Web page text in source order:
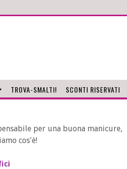
TROVA-SMALTI! SCONTI RISERVATI
per una buona manicure,
cos'è!